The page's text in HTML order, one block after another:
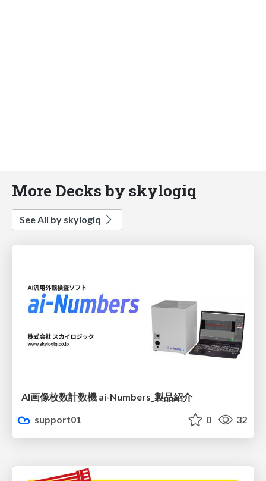
More Decks by skylogiq
See All by skylogiq
AI画像枚数計数機 ai-Numbers_製品紹介
support01
0 32